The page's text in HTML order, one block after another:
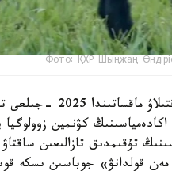
Фото: ҚХР Шыңжаң
شىڭجاڭ وۆچاركاسىنىڭ شىعۋ تەگىن
كۋنمين
تۇقىمدىق تازالىعىن
مەن قولدانۋ» جوباسىن ىسكە